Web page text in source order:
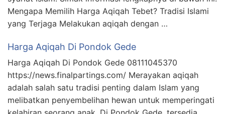
Mengapa Memilih Harga Aqiqah Tebet? Tradisi Islami
yang Terjaga Melakukan aqiqah dengan …
Harga Aqiqah Di Pondok Gede
Harga Aqiqah Di Pondok Gede 08111045370
https://news.finalpartings.com/ Merayakan aqiqah
adalah salah satu tradisi penting dalam Islam yang
melibatkan penyembelihan hewan untuk memperingati